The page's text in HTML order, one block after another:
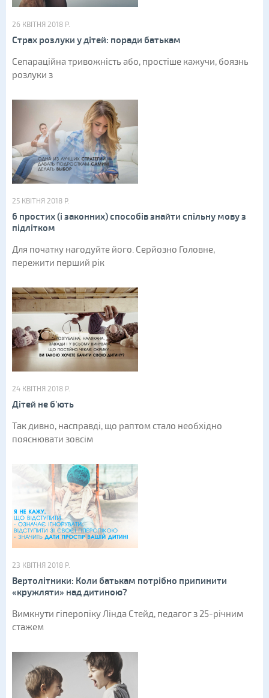
26 КВІТНЯ 2018 Р.
Страх розлуки у дітей: поради батькам
Сепараційна тривожність або, простіше кажучи, боязнь
розлуки з
25 КВІТНЯ 2018 Р.
6 простих (і законних) способів знайти спільну мову з
підлітком
Для початку нагодуйте його. Серйозно Головне,
пережити перший рік
24 КВІТНЯ 2018 Р.
Дітей не б'ють
Так дивно, насправді, що раптом стало необхідно
пояснювати зовсім
23 КВІТНЯ 2018 Р.
Вертолітники: Коли батькам потрібно припинити
«кружляти» над дитиною?
Вимкнути гіперопіку Лінда Стейд, педагог з 25-річним
стажем